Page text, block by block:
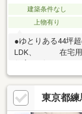
建築条件なし
上物有り
●ゆとりある44
LDK、 在宅用
住宅、ビルトイ
等 ご家族のこだ
能 ・東京都大江
神井公園」駅徒歩
店 徒歩約14分（
東京都練